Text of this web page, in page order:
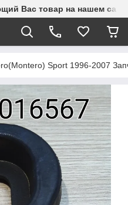
Вас товар на нашем
Sport 1996-2007